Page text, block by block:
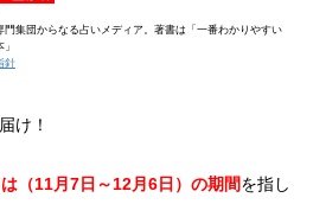
門集団からなる占いメディア。著書は「一番わかりやすい
針
け！
（11月7日～12月6日）の期間を指し